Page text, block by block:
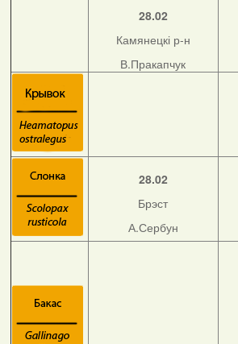
28.02
Камянецкі р-н
В.Пракапчук
28.02
Брэст
А.Сербун